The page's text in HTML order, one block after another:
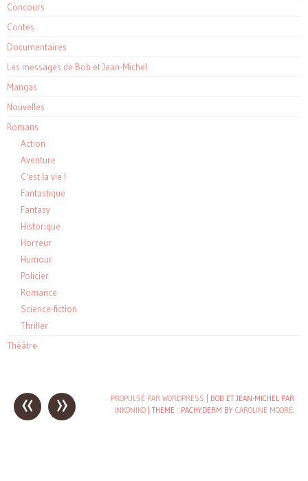
Concours
Contes
Documentaires
Les messages de Bob et Jean-Michel
Mangas
Nouvelles
Romans
Action
Aventure
C'est la vie !
Fantastique
Fantasy
Historique
Horreur
Humour
Policier
Romance
Science-fiction
Thriller
Théâtre
Post
navigation
« » PROPULSÉ PAR WORDPRESS
| BOB ET JEAN-MICHEL PAR
INKONIKO
THEME : PACHYDERM BY CAROLINE MOORE.